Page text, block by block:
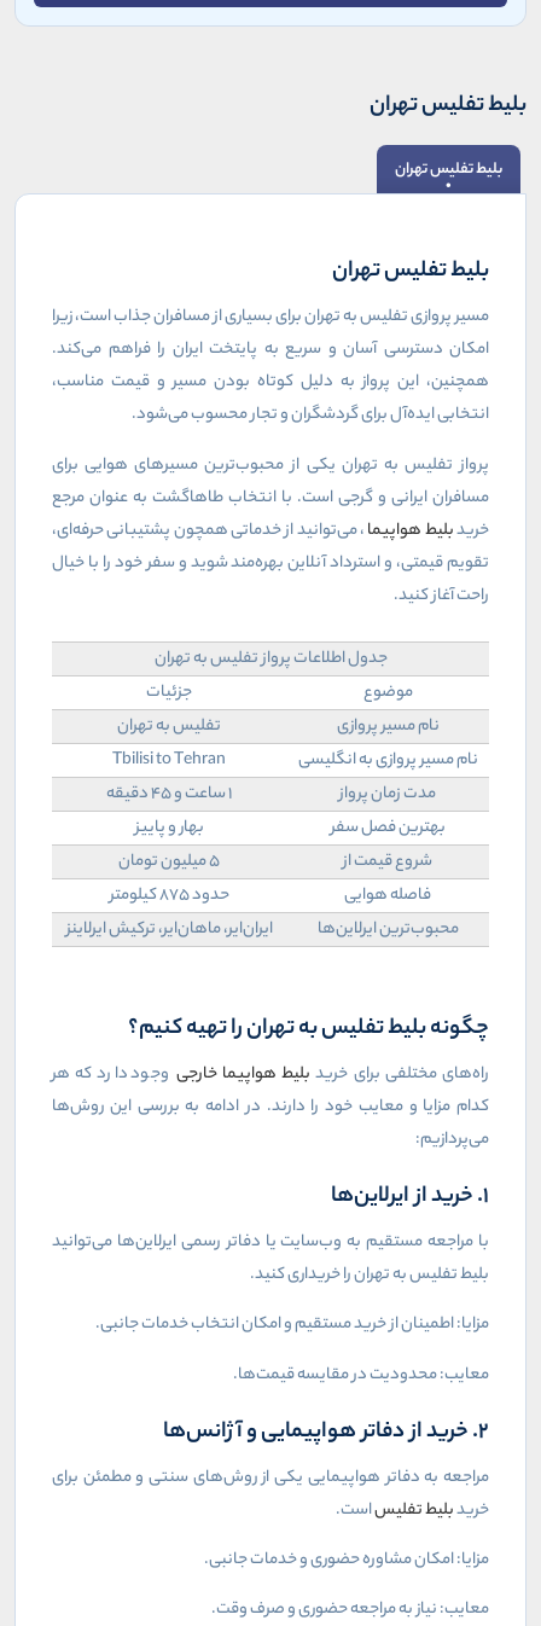
بلیط تفلیس تهران
بلیط تفلیس تهران
بلیط تفلیس تهران
مسیر پروازی تفلیس به تهران برای بسیاری از مسافران جذاب است، زیرا
امکان دسترسی آسان و سریع به پایتخت ایران را فراهم می‌کند.
همچنین، این پرواز به دلیل کوتاه بودن مسیر و قیمت مناسب،
انتخابی ایده‌آل برای گردشگران و تجار محسوب می‌شود.
پرواز تفلیس به تهران یکی از محبوب‌ترین مسیرهای هوایی برای
مسافران ایرانی و گرجی است. با انتخاب طاهاگشت به عنوان مرجع
خریدبلیط هواپیما، می‌توانید از خدماتی همچون پشتیبانی حرفه‌ای،
تقویم قیمتی، و استرداد آنلاین بهره‌مند شوید و سفر خود را با خیال
راحت آغاز کنید.
جدول اطلاعات پرواز تفلیس به تهران
موضوع
جزئیات
نام مسیر پروازی
تفلیس به تهران
نام مسیر پروازی به انگلیسی
Tbilisi to Tehran
مدت زمان پرواز
۱ ساعت و ۴۵ دقیقه
بهترین فصل سفر
بهار و پاییز
شروع قیمت از
۵ میلیون تومان
فاصله هوایی
حدود ۸۷۵ کیلومتر
محبوب‌ترین ایرلاین‌ها
ایران‌ایر، ماهان‌ایر، ترکیش ایرلاینز
چگونه بلیط تفلیس به تهران را تهیه کنیم؟
راه‌های مختلفی برای خرید بلیط هواپیما خارجی وجود دارد که هر
کدام مزایا و معایب خود را دارند. در ادامه به بررسی این روش‌ها
می‌پردازیم:
۱. خرید از ایرلاین‌ها
با مراجعه مستقیم به وب‌سایت یا دفاتر رسمی ایرلاین‌ها می‌توانید
بلیط تفلیس به تهران را خریداری کنید.
مزایا: اطمینان از خرید مستقیم و امکان انتخاب خدمات جانبی.
معایب: محدودیت در مقایسه قیمت‌ها.
۲. خرید از دفاتر هواپیمایی و آژانس‌ها
مراجعه به دفاتر هواپیمایی یکی از روش‌های سنتی و مطمئن برای
خریدبلیط تفلیساست.
مزایا: امکان مشاوره حضوری و خدمات جانبی.
معایب: نیاز به مراجعه حضوری و صرف وقت.